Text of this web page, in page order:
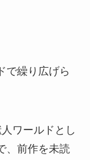
で繰り広げら
ワールドとし
、前作を未読